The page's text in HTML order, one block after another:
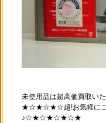
未使用品は超高価買取い
★☆★☆★☆超!お気軽にご
♪☆★☆★☆★☆★